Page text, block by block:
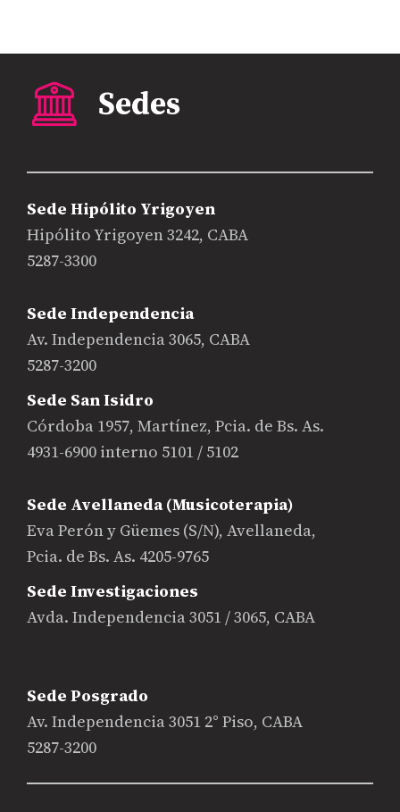
Sede Hipólito Yrigoyen
Hipólito Yrigoyen 3242, CABA
5287-3300
Sede Independencia
Av. Independencia 3065, CABA
5287-3200
Sede San Isidro
Córdoba 1957, Martínez, Pcia. de Bs. As.
4931-6900 interno 5101 / 5102
Sede Avellaneda (Musicoterapia)
Eva Perón y Güemes (S/N), Avellaneda,
Pcia. de Bs. As. 4205-9765
Sede Investigaciones
Avda. Independencia 3051 / 3065, CABA
Sede Posgrado
Av. Independencia 3051 2° Piso, CABA
5287-3200